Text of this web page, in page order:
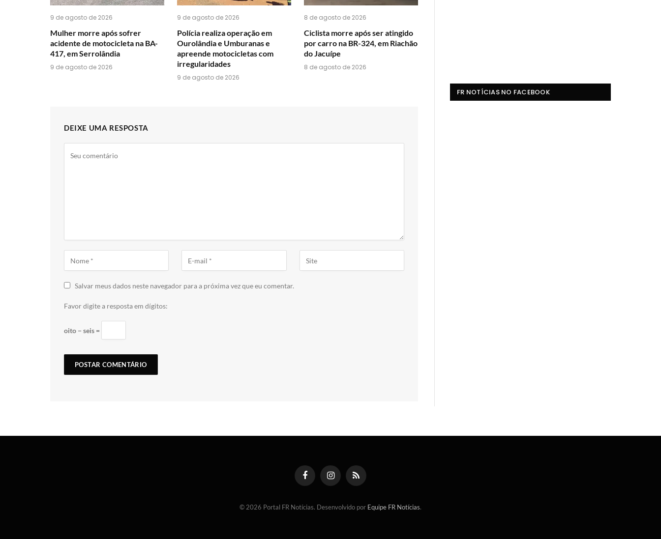
9 de agosto de 2026
Mulher morre após sofrer
acidente de motocicleta na BA-
417, em Serrolândia
9 de agosto de 2026
9 de agosto de 2026
Polícia realiza operação em
Ourolândia e Umburanas e
apreende motocicletas com
irregularidades
9 de agosto de 2026
8 de agosto de 2026
Ciclista morre após ser atingido
por carro na BR-324, em Riachão
do Jacuípe
8 de agosto de 2026
DEIXE UMA RESPOSTA
Salvar meus dados neste navegador para a próxima vez que eu comentar.
Favor digite a resposta em dígitos:
oito − seis =
FR NOTÍCIAS NO FACEBOOK
FacebookInstagramRSS
© 2026 Portal FR Notícias. Desenvolvido por Equipe FR Notícias.